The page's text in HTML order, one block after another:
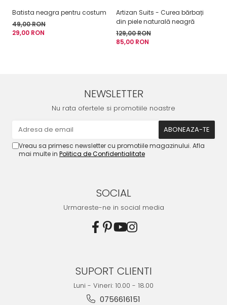
Batista neagra pentru costum
49,00 RON
29,00 RON
Artizan Suits - Curea bărbați
din piele naturală neagră
129,00 RON
85,00 RON
NEWSLETTER
Nu rata ofertele si promotiile noastre
Vreau sa primesc newsletter cu promotiile magazinului. Afla
mai multe in Politica de Confidentialitate
SOCIAL
Urmareste-ne in social media
SUPORT CLIENTI
Luni - Vineri: 10.00 - 18.00
0756616151